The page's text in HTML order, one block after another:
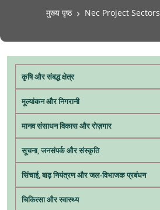
पग चिन्ह
मुख्य पृष्ठ Nec Project Sectors
कृषि और संबद्ध क्षेत्र
मूल्यांकन और निगरानी
मानव संसाधन विकास और रोज़गार
सूचना, जनसंपर्क और संस्कृति
सिंचाई, बाढ़ नियंत्रण और जल-विभाजक प्रबंधन
चिकित्सा और स्वास्थ्य